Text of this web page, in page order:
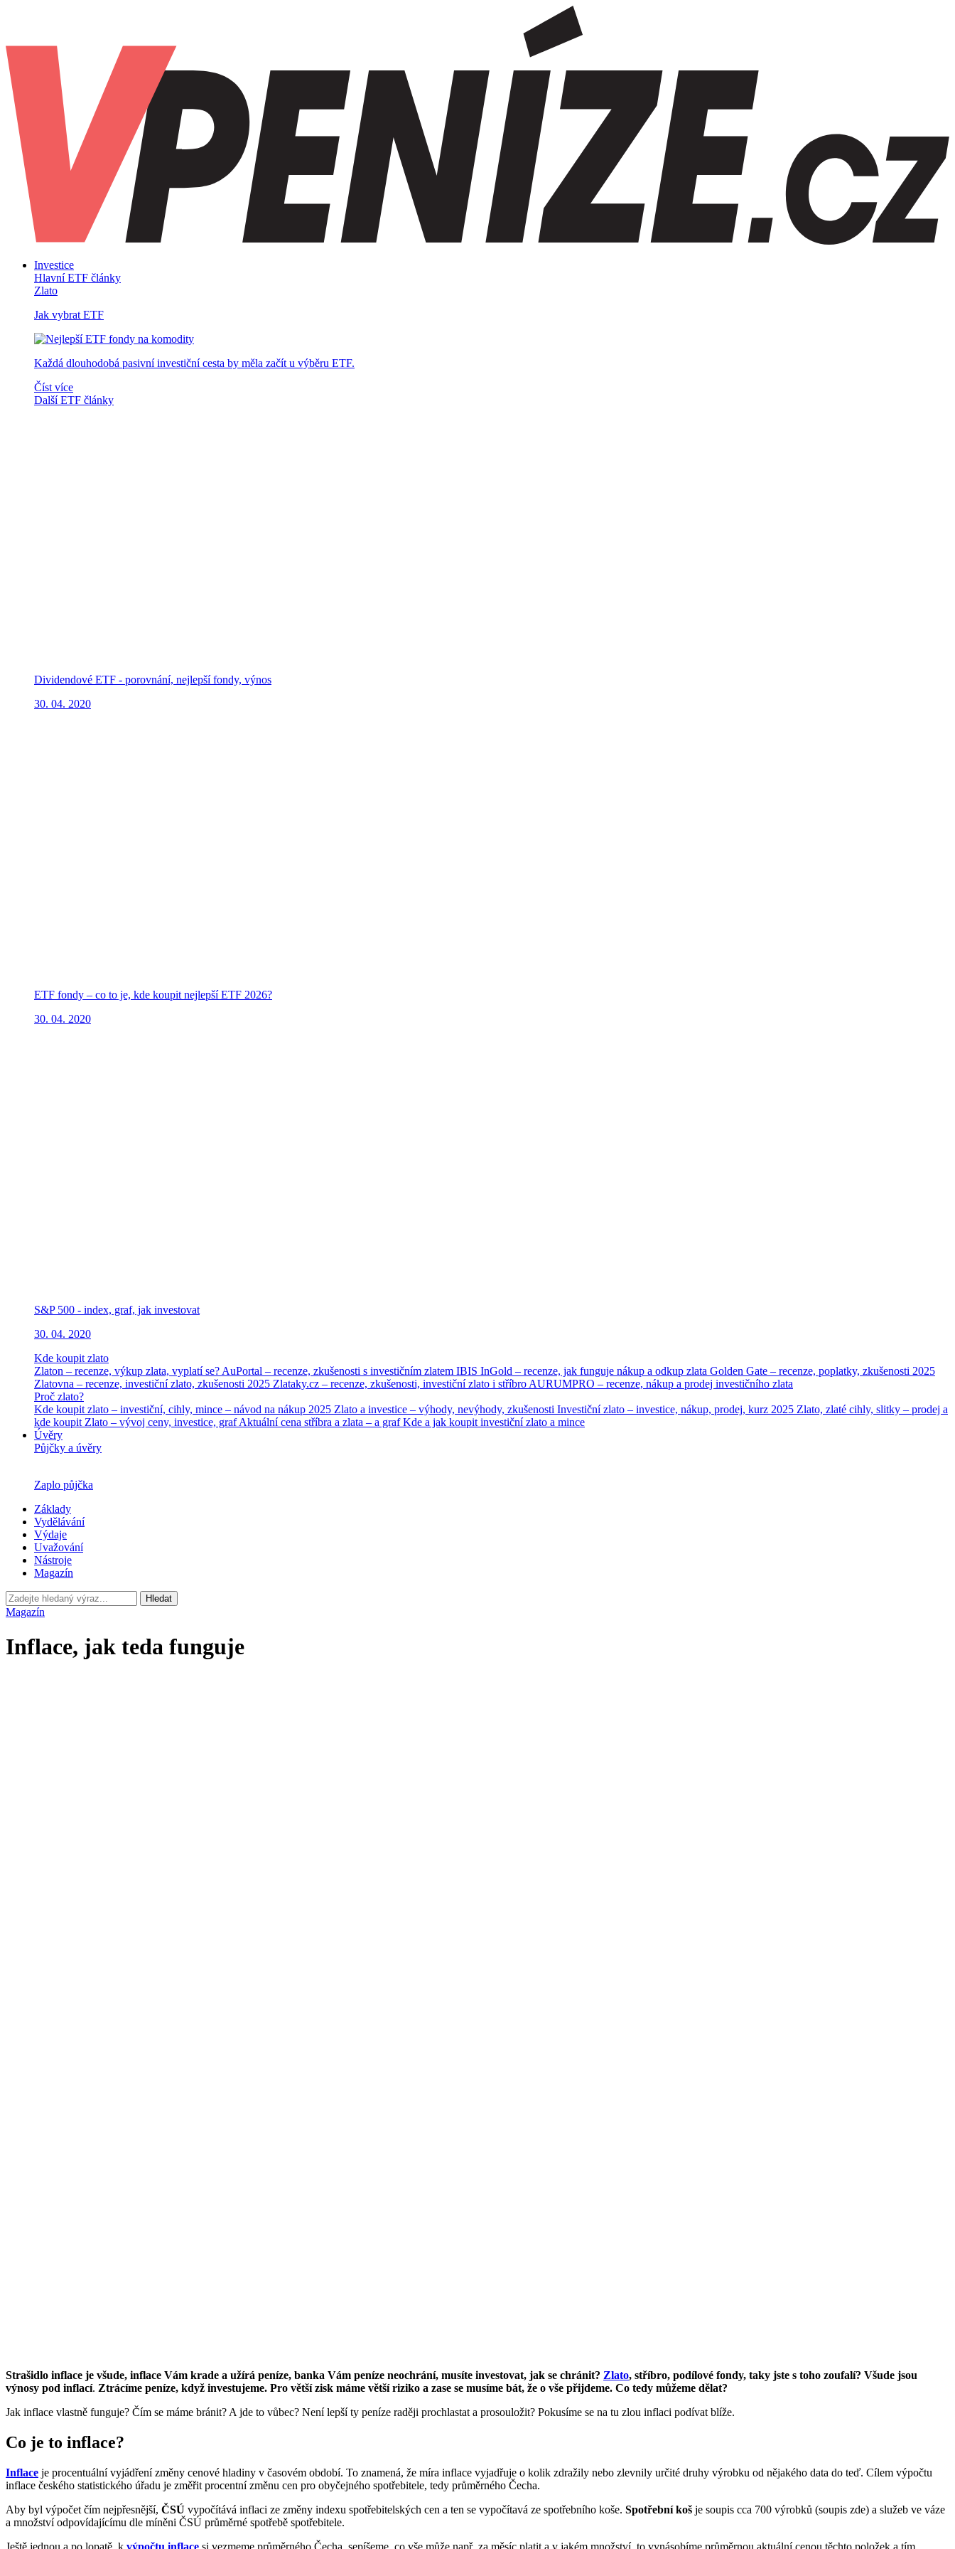
Investice
Hlavní ETF články
Zlato
Jak vybrat ETF
Každá dlouhodobá pasivní investiční cesta by měla začít u výběru ETF.
Číst více
Další ETF články
Dividendové ETF - porovnání, nejlepší fondy, výnos
30. 04. 2020
ETF fondy – co to je, kde koupit nejlepší ETF 2026?
30. 04. 2020
S&P 500 - index, graf, jak investovat
30. 04. 2020
Kde koupit zlato
Zlaton – recenze, výkup zlata, vyplatí se? AuPortal – recenze, zkušenosti s investičním zlatem IBIS InGold – recenze, jak funguje nákup a odkup zlata Golden Gate – recenze, poplatky, zkušenosti 2025
Zlatovna – recenze, investiční zlato, zkušenosti 2025 Zlataky.cz – recenze, zkušenosti, investiční zlato i stříbro AURUMPRO – recenze, nákup a prodej investičního zlata
Proč zlato?
Kde koupit zlato – investiční, cihly, mince – návod na nákup 2025 Zlato a investice – výhody, nevýhody, zkušenosti Investiční zlato – investice, nákup, prodej, kurz 2025 Zlato, zlaté cihly, slitky – prodej a
kde koupit Zlato – vývoj ceny, investice, grafAktuální cena stříbra a zlata – a grafKde a jak koupit investiční zlato a mince
Úvěry
Půjčky a úvěry
Zaplo půjčka
Základy
Vydělávání
Výdaje
Uvažování
Nástroje
Magazín
Hledat
Magazín
Inflace, jak teda funguje
Strašidlo inflace je všude, inflace Vám krade a užírá peníze, banka Vám peníze neochrání, musíte investovat, jak se chránit? Zlato, stříbro, podílové fondy, taky jste s toho zoufalí? Všude jsou
výnosy pod inflací. Ztrácíme peníze, když investujeme. Pro větší zisk máme větší riziko a zase se musíme bát, že o vše přijdeme. Co tedy můžeme dělat?
Jak inflace vlastně funguje? Čím se máme bránit? A jde to vůbec? Není lepší ty peníze raději prochlastat a prosouložit? Pokusíme se na tu zlou inflaci podívat blíže.
Co je to inflace?
Inflace je procentuální vyjádření změny cenové hladiny v časovém období. To znamená, že míra inflace vyjadřuje o kolik zdražily nebo zlevnily určité druhy výrobku od nějakého data do teď. Cílem výpočtu
inflace českého statistického úřadu je změřit procentní změnu cen pro obyčejného spotřebitele, tedy průměrného Čecha.
Aby byl výpočet čím nejpřesnější, ČSÚ vypočítává inflaci ze změny indexu spotřebitelských cen a ten se vypočítavá ze spotřebního koše. Spotřební koš je soupis cca 700 výrobků (soupis zde) a služeb ve váze
a množství odpovídajícímu dle míněni ČSÚ průměrné spotřebě spotřebitele.
Ještě jednou a po lopatě, k výpočtu inflace si vezmeme průměrného Čecha, sepíšeme, co vše může např. za měsíc platit a v jakém množství, to vynásobíme průměrnou aktuální cenou těchto položek a tím